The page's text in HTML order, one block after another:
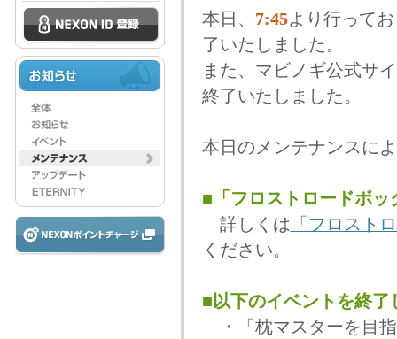
本日、 7:45より行って
了いたしました。
また、マビノギ公式サ
終了いたしました。
本日のメンテナンスに
■「フロストロードボ
詳しくは 「フロスト
ください。
■以下のイベントを終了
・「枕マスターを目